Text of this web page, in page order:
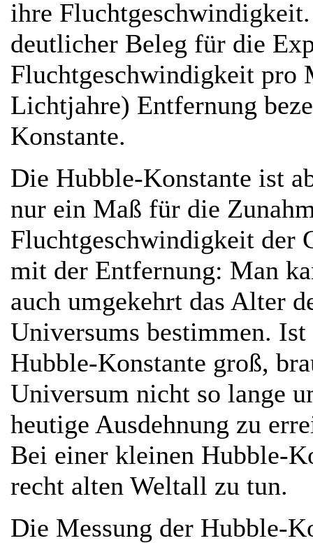
ihre
deutlicher Beleg für die
Fluchtgeschwindigkeit pro
Lichtjahre) Entfernung
Konstante.
Die Hubble-Konstante ist
nur ein Maß für die
Fluchtgeschwindigkeit der
mit der Entfernung: Man
auch umgekehrt das Alter
Universums bestimmen. Ist
Hubble-Konstante groß,
Universum nicht so lange
heutige Ausdehnung zu
Bei einer kleinen Hubble-
recht alten Weltall zu tun.
Die Messung der Hubble-